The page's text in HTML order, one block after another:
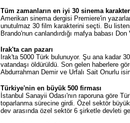
Tüm zamanların en iyi 30 sinema
Amerikan sinema dergisi Premiere'in
unutulmaz 30 film karakterini seçti. Bu
Brando'nun canlandırdığı mafya babası
Irak'ta can pazarı
Irak'ta 5000 Türk bulunuyor. Şu ana kadar
vatandaşı öldürüldü. Son gelen haberlere
Abdurrahman Demir ve Urfalı Sait Onurlu
Türkiye'nin en büyük 500 firması
İstanbul Sanayii Odası'nın raporuna göre
toparlanma sürecine girdi. Özel sektör
dev arasında özel sektör 6 şirketle devleti